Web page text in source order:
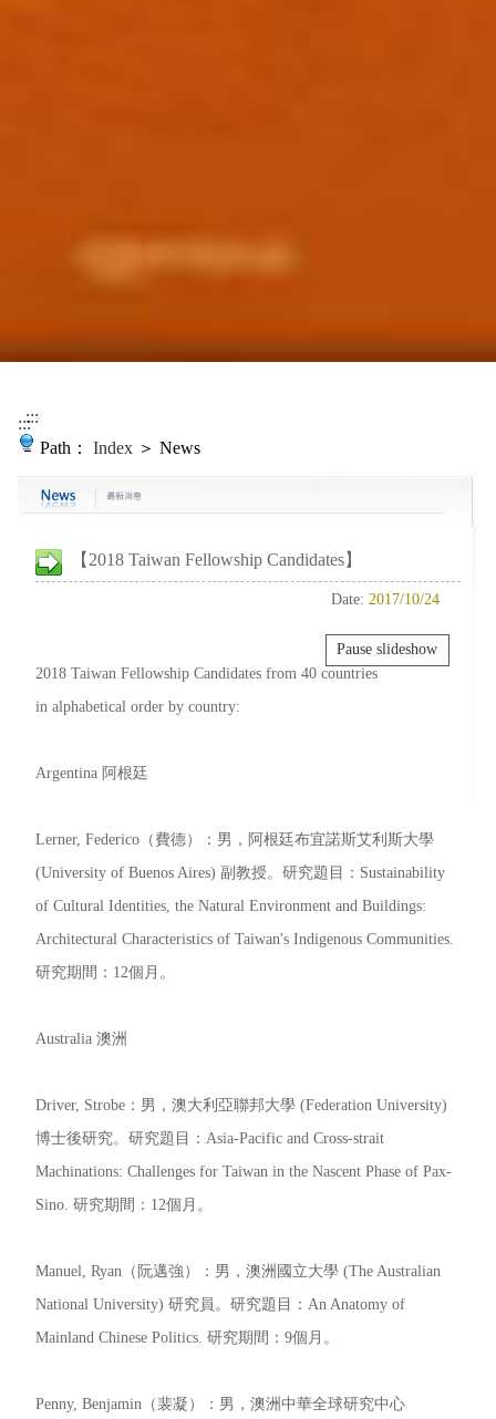
::::::
Path： Index ＞ News
【2018 Taiwan Fellowship Candidates】
Date: 2017/10/24
2018 Taiwan Fellowship Candidates from 40 countries
in alphabetical order by country:
Argentina 阿根廷
Lerner, Federico（費德）：男，阿根廷布宜諾斯艾利斯大學
(University of Buenos Aires) 副教授。研究題目：Sustainability
of Cultural Identities, the Natural Environment and Buildings:
Architectural Characteristics of Taiwan's Indigenous Communities.
研究期間：12個月。
Australia 澳洲
Driver, Strobe：男，澳大利亞聯邦大學 (Federation University)
博士後研究。研究題目：Asia-Pacific and Cross-strait
Machinations: Challenges for Taiwan in the Nascent Phase of Pax-
Sino. 研究期間：12個月。
Manuel, Ryan（阮邁強）：男，澳洲國立大學 (The Australian
National University) 研究員。研究題目：An Anatomy of
Mainland Chinese Politics. 研究期間：9個月。
Penny, Benjamin（裴凝）：男，澳洲中華全球研究中心
Pause slideshow